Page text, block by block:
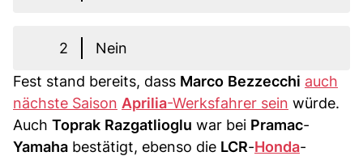
2
Nein
Fest stand bereits, dass Marco Bezzecchi auch
nächste Saison Aprilia-Werksfahrer sein würde.
Auch Toprak Razgatlioglu war bei Pramac-
Yamaha bestätigt, ebenso die LCR-Honda-